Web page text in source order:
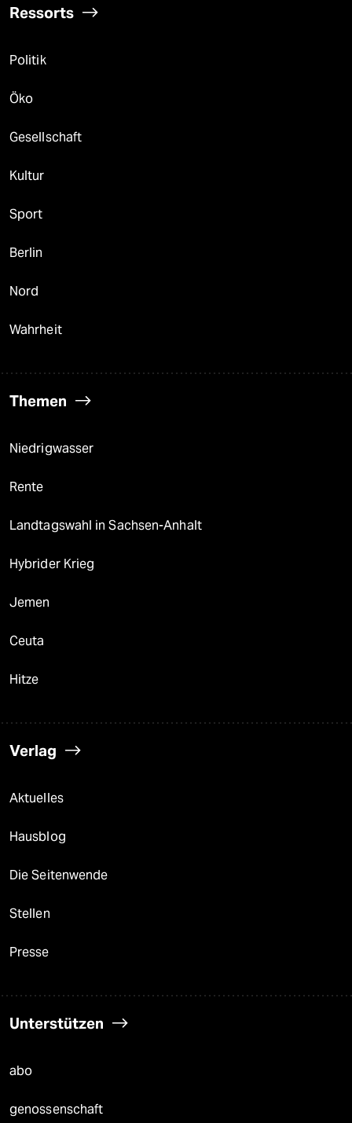
Ressorts
Politik
Öko
Gesellschaft
Kultur
Sport
Berlin
Nord
Wahrheit
Themen
Niedrigwasser
Rente
Landtagswahl in Sachsen-Anhalt
Hybrider Krieg
Jemen
Ceuta
Hitze
Verlag
Aktuelles
Hausblog
Die Seitenwende
Stellen
Presse
Unterstützen
abo
genossenschaft